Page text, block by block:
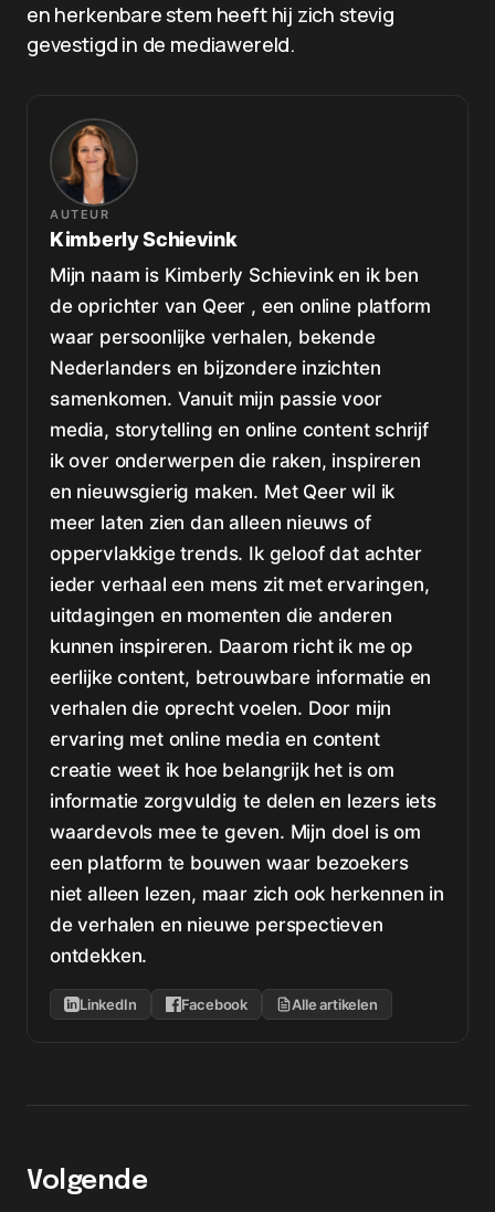
en herkenbare stem heeft hij zich stevig
gevestigd in de mediawereld.
AUTEUR
Kimberly Schievink
Mijn naam is Kimberly Schievink en ik ben
de oprichter van Qeer , een online platform
waar persoonlijke verhalen, bekende
Nederlanders en bijzondere inzichten
samenkomen. Vanuit mijn passie voor
media, storytelling en online content schrijf
ik over onderwerpen die raken, inspireren
en nieuwsgierig maken. Met Qeer wil ik
meer laten zien dan alleen nieuws of
oppervlakkige trends. Ik geloof dat achter
ieder verhaal een mens zit met ervaringen,
uitdagingen en momenten die anderen
kunnen inspireren. Daarom richt ik me op
eerlijke content, betrouwbare informatie en
verhalen die oprecht voelen. Door mijn
ervaring met online media en content
creatie weet ik hoe belangrijk het is om
informatie zorgvuldig te delen en lezers iets
waardevols mee te geven. Mijn doel is om
een platform te bouwen waar bezoekers
niet alleen lezen, maar zich ook herkennen in
de verhalen en nieuwe perspectieven
ontdekken.
LinkedIn Facebook Alle artikelen
Volgende